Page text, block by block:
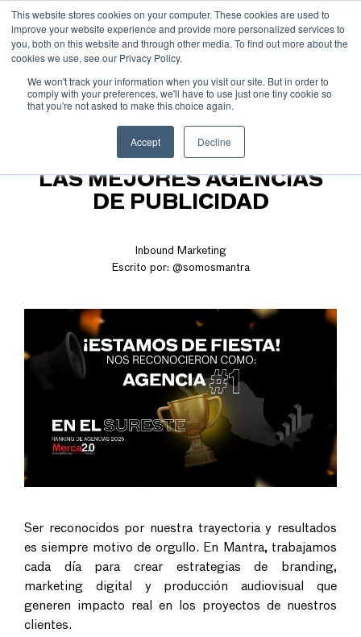
This website stores cookies on your computer. These cookies are used to
improve your website experience and provide more personalized services to
you, both on this website and through other media. To find out more about the
cookies we use, see our Privacy Policy.
We won't track your information when you visit our site. But in order to
comply with your preferences, we'll have to use just one tiny cookie so
that you're not asked to make this choice again.
Accept Decline
MANTRA PRESENTE EN
MERCA 2.0 COMO UNA DE
LAS MEJORES AGENCIAS
DE PUBLICIDAD
Inbound Marketing
Escrito por: @somosmantra
Ser reconocidos por nuestra trayectoria y resultados
es siempre motivo de orgullo. En Mantra, trabajamos
cada día para crear estrategias de branding,
marketing digital y producción audiovisual que
generen impacto real en los proyectos de nuestros
clientes.